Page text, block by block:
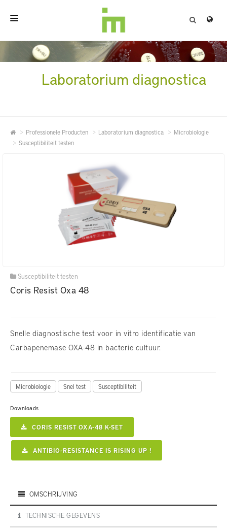
CONTACT
Laboratorium diagnostica
Professionele Producten Laboratorium diagnostica
Microbiologie
Susceptibiliteit testen
Susceptibiliteit testen
Coris Resist Oxa 48
Snelle diagnostische test voor in vitro identificatie van
Carbapenemase OXA-48 in bacterie cultuur.
Microbiologie Snel test Susceptibiliteit
Downloads
CORIS RESIST OXA-48 K-SET
ANTIBIO-RESISTANCE IS RISING UP !
OMSCHRIJVING
TECHNISCHE GEGEVENS